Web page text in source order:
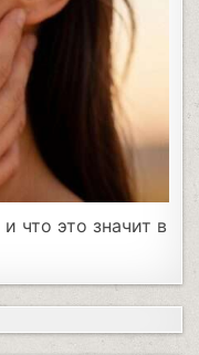
что это значит в